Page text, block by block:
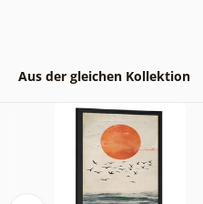
Aus der gleichen Kollektion